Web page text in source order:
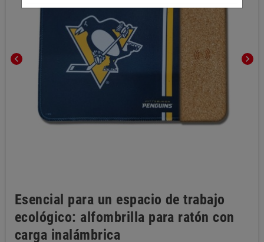
chevron_left chevron_right
Esencial para un espacio de trabajo
ecológico: alfombrilla para ratón con
carga inalámbrica